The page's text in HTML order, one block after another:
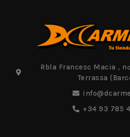
Rbla Francesc Macia ,
Terrassa
+34 93 785